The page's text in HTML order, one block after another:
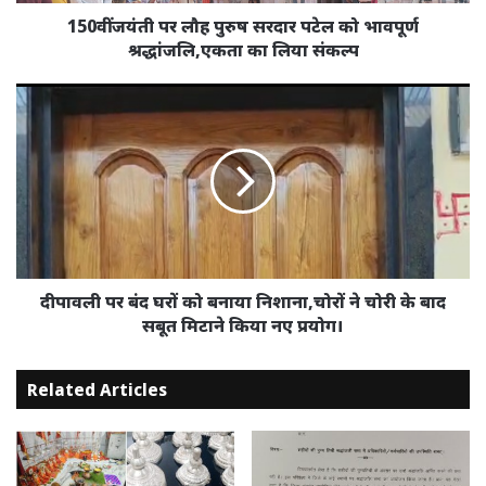
श्रद्धांजलि,एकता
संकल्प
150वीं जयंती पर लौह पुरुष सरदार पटेल को भावपूर्ण
श्रद्धांजलि,एकता का लिया संकल्प
दीपावली
पर
बंद
बनाया
निशाना,चोरों
चोरी
मिटाने
किया
नए
प्रयोग।
दीपावली पर बंद घरों को बनाया निशाना,चोरों ने चोरी के बाद
सबूत मिटाने किया नए प्रयोग।
Related Articles